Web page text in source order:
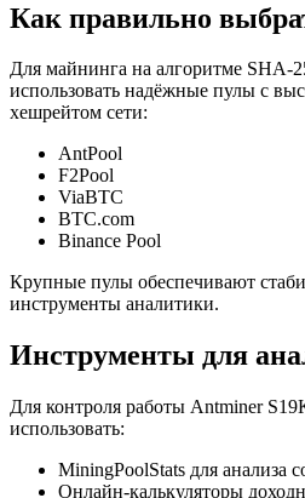
Как правильно
Для майнинга на алгоритме SHA-
использовать надёжные пулы с
хешрейтом сети:
AntPool
F2Pool
ViaBTC
BTC.com
Binance Pool
Крупные пулы обеспечивают
инструменты аналитики.
Инструменты для
Для контроля работы Antminer
использовать:
MiningPoolStats для анализа
Онлайн-калькуляторы